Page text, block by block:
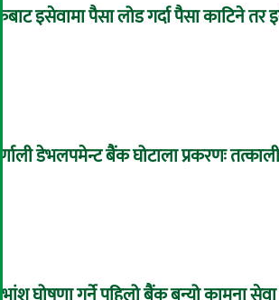
बैंकबाट इसेवामा पैसा लोड गर्दा पैसा काटिने
कर्णाली डेभलपमेन्ट बैंक घोटाला प्रकरणः